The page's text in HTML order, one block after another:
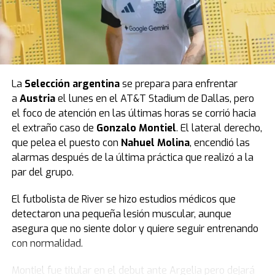
La Selección argentinase prepara para enfrentar
a Austriael lunes en el AT&T Stadium de Dallas, pero
el foco de atención en las últimas horas se corrió hacia
el extraño caso de Gonzalo Montiel. El lateral derecho,
que pelea el puesto con Nahuel Molina, encendió las
alarmas después de la última práctica que realizó a la
par del grupo.
El futbolista de River se hizo estudios médicos que
detectaron una pequeña lesión muscular, aunque
asegura que no siente dolor y quiere seguir entrenando
con normalidad.
Montiel fue titular en el debut ante Argelia pero dejará